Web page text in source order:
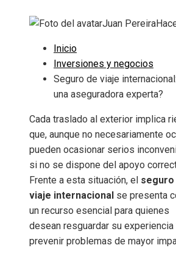
Juan Pereira
Inicio
Inversiones y negocios
Seguro de viaje
una aseguradora experta?
Cada traslado al exterior implica
que, aunque no necesariamente
pueden ocasionar serios
si no se dispone del apoyo
Frente a esta situación, el seguro
viaje internacional se presenta
un recurso esencial para quienes
desean resguardar su experiencia
prevenir problemas de mayor